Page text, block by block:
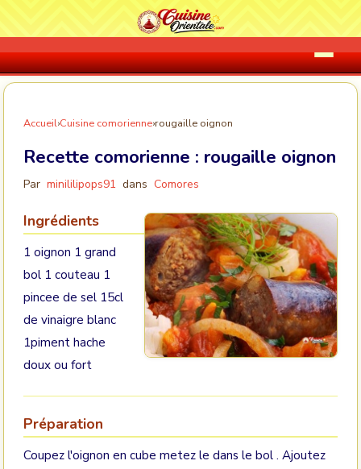
Accueil›Cuisine comorienne›rougaille oignon
Recette comorienne : rougaille oignon
Par minililipops91 dans Comores
Ingrédients
1 oignon 1 grand
bol 1 couteau 1
pincee de sel 15cl
de vinaigre blanc
1piment hache
doux ou fort
Préparation
Coupez l'oignon en cube metez le dans le bol . Ajoutez